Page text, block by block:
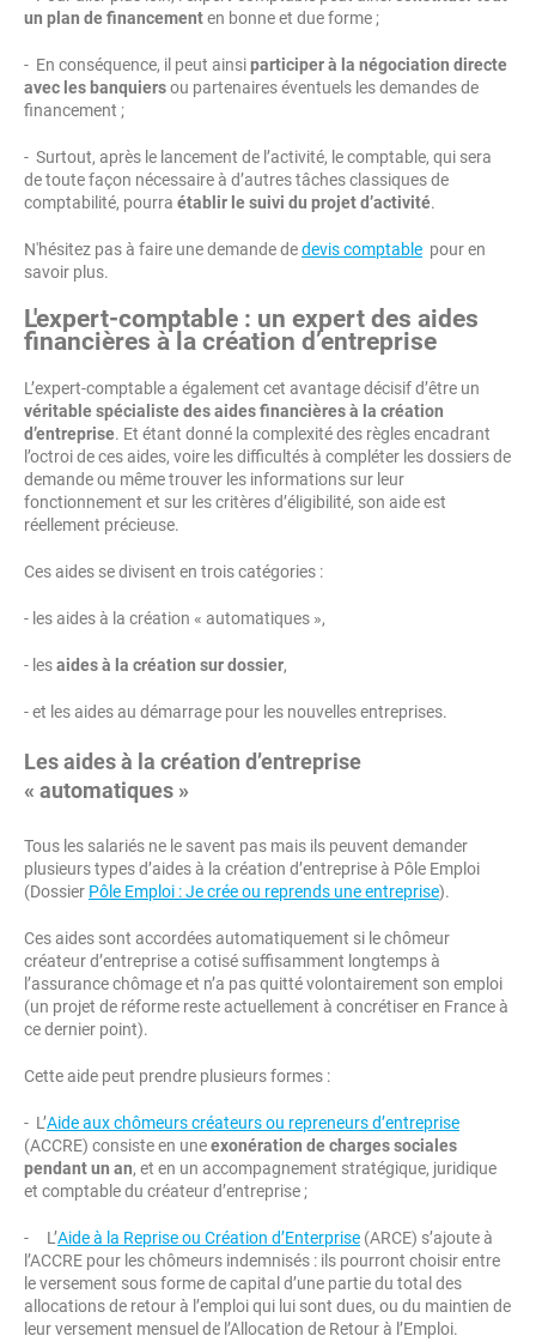
un plan de financementen bonne et due forme ;
- En conséquence, il peut ainsiparticiper à la négociation directe
avec les banquiersou partenaires éventuels les demandes de
financement ;
- Surtout, après le lancement de l’activité, le comptable, qui sera
de toute façon nécessaire à d’autres tâches classiques de
comptabilité, pourra établir le suivi du projet d’activité.
N'hésitez pas à faire une demande dedevis comptable pour en
savoir plus.
L'expert-comptable : un expert des aides
financières à la création d’entreprise
L’expert-comptable a également cet avantage décisif d’être un
véritable spécialiste des aides financières à la création
d’entreprise. Et étant donné la complexité des règles encadrant
l’octroi de ces aides, voire les difficultés à compléter les dossiers de
demande ou même trouver les informations sur leur
fonctionnement et sur les critères d’éligibilité, son aide est
réellement précieuse.
Ces aides se divisent en trois catégories :
- les aides à la création « automatiques »,
- lesaides à la création sur dossier,
- et les aides au démarrage pour les nouvelles entreprises.
Les aides à la création d’entreprise
« automatiques »
Tous les salariés ne le savent pas mais ils peuvent demander
plusieurs types d’aides à la création d’entreprise à Pôle Emploi
(Dossier Pôle Emploi : Je crée ou reprends une entreprise).
Ces aides sont accordées automatiquement si le chômeur
créateur d’entreprise a cotisé suffisamment longtemps à
l’assurance chômage et n’a pas quitté volontairement son emploi
(un projet de réforme reste actuellement à concrétiser en France à
ce dernier point).
Cette aide peut prendre plusieurs formes :
- L’Aide aux chômeurs créateurs ou repreneurs d’entreprise
(ACCRE) consiste en uneexonération de charges sociales
pendant un an, et en un accompagnement stratégique, juridique
et comptable du créateur d’entreprise ;
- L’Aide à la Reprise ou Création d’Enterprise (ARCE) s’ajoute à
l’ACCRE pour les chômeurs indemnisés : ils pourront choisir entre
le versement sous forme de capital d’une partie du total des
allocations de retour à l’emploi qui lui sont dues, ou du maintien de
leur versement mensuel de l’Allocation de Retour à l’Emploi.